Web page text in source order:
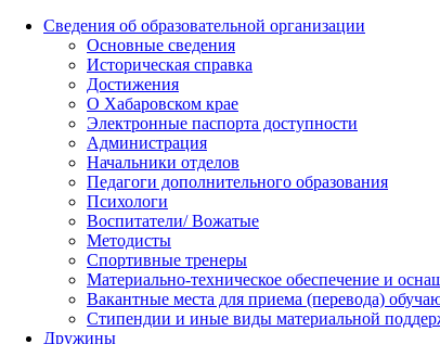
Сведения об образовательной организации
Основные сведения
Историческая справка
Достижения
О Хабаровском крае
Электронные паспорта доступности
Администрация
Начальники отделов
Педагоги дополнительного образования
Психологи
Воспитатели/ Вожатые
Методисты
Спортивные тренеры
Материально-техническое обеспечение и
Вакантные места для приема (перевода)
Стипендии и иные виды материальной
Дружины